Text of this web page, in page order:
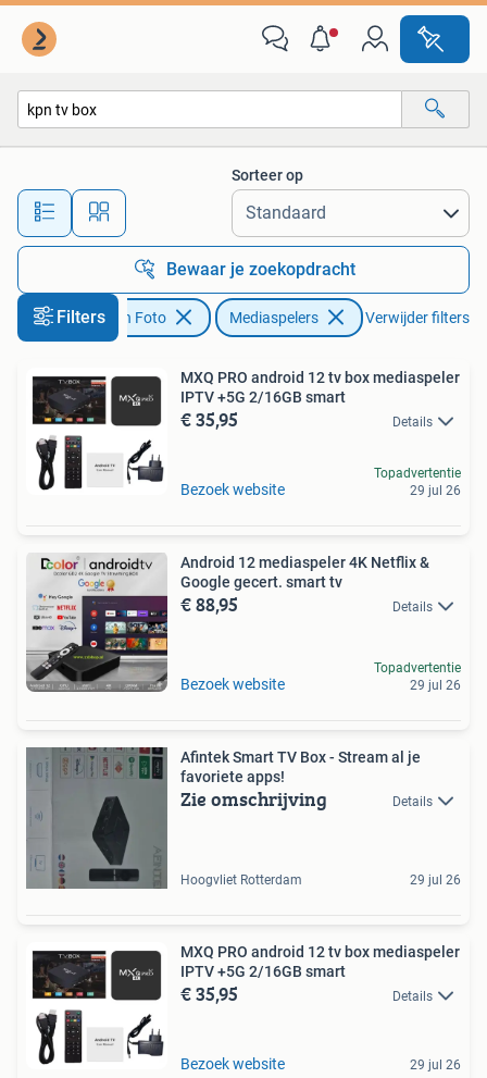
Alle afstanden…
Sorteer op
Bewaar je zoekopdracht
Filters
Audio, Tv en Foto Mediaspelers Verwijder filters
MXQ PRO android 12 tv box mediaspeler
IPTV +5G 2/16GB smart
€ 35,95 Details
Bezoek website
Topadvertentie
29 jul 26
Android 12 mediaspeler 4K Netflix &
Google gecert. smart tv
€ 88,95 Details
Bezoek website
Topadvertentie
29 jul 26
Afintek Smart TV Box - Stream al je
favoriete apps!
Zie omschrijving Details
Hoogvliet Rotterdam 29 jul 26
MXQ PRO android 12 tv box mediaspeler
IPTV +5G 2/16GB smart
€ 35,95 Details
Bezoek website 29 jul 26